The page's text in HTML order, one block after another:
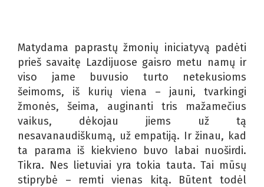
Matydama paprastų žmonių iniciatyvą padėti
prieš savaitę Lazdijuose gaisro metu namų ir
viso jame buvusio turto netekusioms
šeimoms, iš kurių viena – jauni, tvarkingi
žmonės, šeima, auginanti tris mažamečius
vaikus, dėkojau jiems už tą
nesavanaudiškumą, už empatiją. Ir žinau, kad
ta parama iš kiekvieno buvo labai nuoširdi.
Tikra. Nes lietuviai yra tokia tauta. Tai mūsų
stiprybė – remti vienas kitą. Būtent todėl